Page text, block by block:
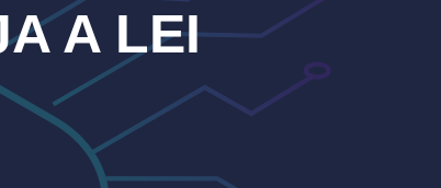
A LEI